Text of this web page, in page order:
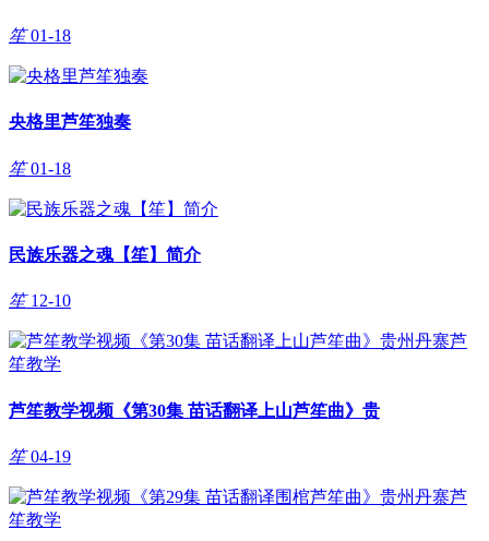
笙 01-18
央格里芦笙独奏
笙 01-18
民族乐器之魂【笙】简介
笙 12-10
芦笙教学视频《第30集 苗话翻译上山芦笙曲》贵
笙 04-19